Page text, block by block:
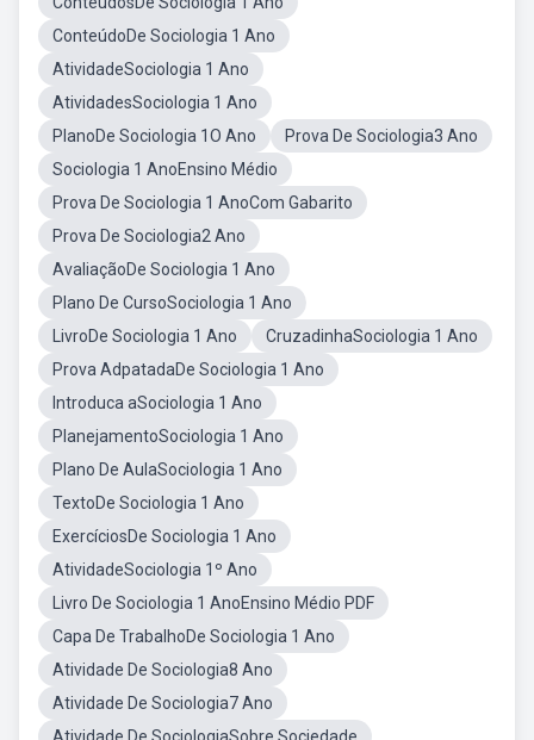
ConteúdoDe Sociologia 1 Ano
AtividadeSociologia 1 Ano
AtividadesSociologia 1 Ano
PlanoDe Sociologia 1O Ano
Prova De Sociologia3 Ano
Sociologia 1 AnoEnsino Médio
Prova De Sociologia 1 AnoCom Gabarito
Prova De Sociologia2 Ano
AvaliaçãoDe Sociologia 1 Ano
Plano De CursoSociologia 1 Ano
LivroDe Sociologia 1 Ano
CruzadinhaSociologia 1 Ano
Prova AdpatadaDe Sociologia 1 Ano
Introduca aSociologia 1 Ano
PlanejamentoSociologia 1 Ano
Plano De AulaSociologia 1 Ano
TextoDe Sociologia 1 Ano
ExercíciosDe Sociologia 1 Ano
AtividadeSociologia 1º Ano
Livro De Sociologia 1 AnoEnsino Médio PDF
Capa De TrabalhoDe Sociologia 1 Ano
Atividade De Sociologia8 Ano
Atividade De Sociologia7 Ano